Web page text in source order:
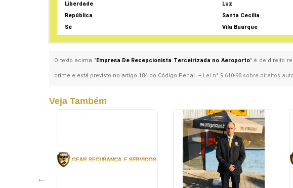
Liberdade
Luz
República
Santa Cecília
Sé
Vila Buarque
O texto acima "Empresa De Recepcionista Terceirizada no Aeroporto" é de direito
crime e está previsto no artigo 184 do Código Penal. – Lei n° 9.610-98 sobre direitos
Veja Também